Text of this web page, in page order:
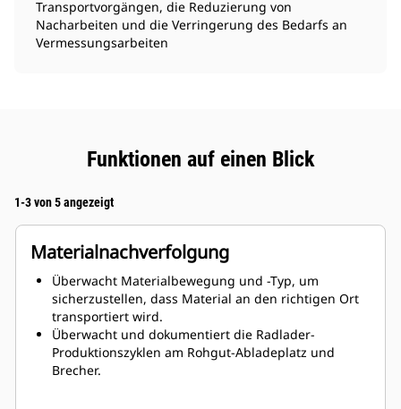
Transportvorgängen, die Reduzierung von
Nacharbeiten und die Verringerung des Bedarfs an
Vermessungsarbeiten
Funktionen auf einen Blick
1-3 von 5 angezeigt
Materialnachverfolgung
Überwacht Materialbewegung und -Typ, um
sicherzustellen, dass Material an den richtigen Ort
transportiert wird.
Überwacht und dokumentiert die Radlader-
Produktionszyklen am Rohgut-Abladeplatz und
Brecher.